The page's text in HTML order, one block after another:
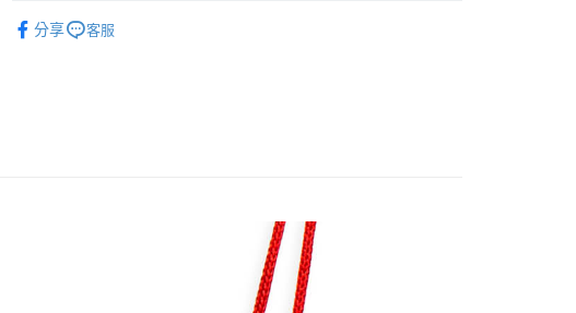
ATM付款
每筆NT$65，滿NT$1,300(含以上)免運費
莉蓮
■文具/吊飾/紙製/胸章/壓克力立牌/掛繩
分享 客服